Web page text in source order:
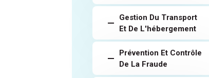
Gestion Du Transport
Et De L'hébergement
Prévention Et Contrôle
De La Fraude